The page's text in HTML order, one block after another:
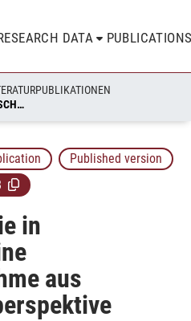
DATA
NANOTECHNOLOGIE IN DEUTSCHLAND: EINE BESTANDSAUFNAHME AUS UNTERNEHMENSPERSPEKTIVE
Published version
in
aus